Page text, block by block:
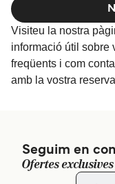
Visiteu la nostra
informació útil sobre
freqüents i com
amb la vostra reserva
Seguim en
Ofertes